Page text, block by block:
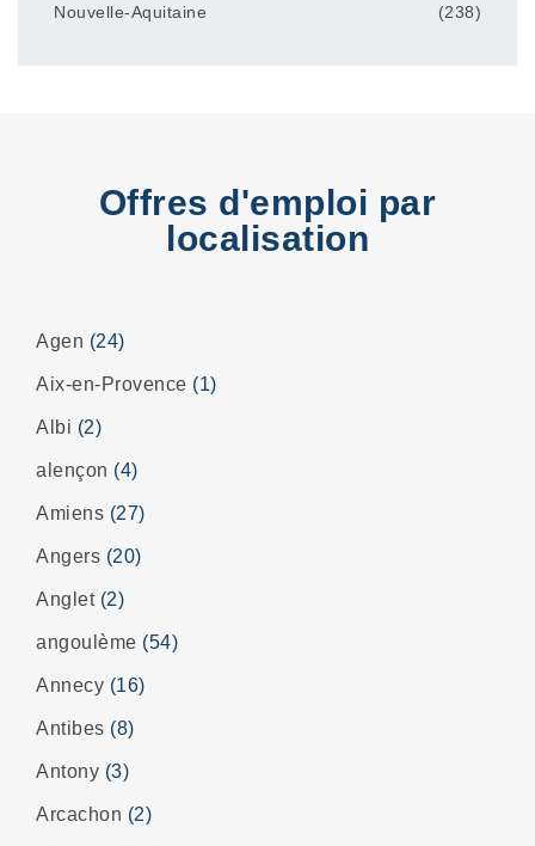
Nouvelle-Aquitaine
(238)
Offres d'emploi par
localisation
Agen (24)
Aix-en-Provence (1)
Albi (2)
alençon (4)
Amiens (27)
Angers (20)
Anglet (2)
angoulème (54)
Annecy (16)
Antibes (8)
Antony (3)
Arcachon (2)